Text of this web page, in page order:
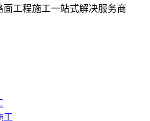
面工程施工一站式解决服务商
工